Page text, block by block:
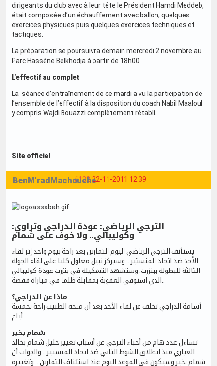
dirigeants du club avec à leur tête le Président Hamdi Meddeb,
était composée d’un échauffement avec ballon, quelques
exercices physiques puis quelques exercices techniques et
tactiques.
La préparation se poursuivra demain mercredi 2 novembre au
Parc Hassène Belkhodja à partir de 18h00.
L’effectif au complet
La séance d’entraînement de ce mardi a vu la participation de
l’ensemble de l’effectif à la disposition du coach Nabil Maaloul
y compris Wajdi Bouazzi complètement rétabli.
Site officiel
#132 22-11-2011 12:39
BenM'radMachouche
:الترجي الرياضي: عودة الدراجي وتراوي
وكوليبالي.. ولا خوف على شمام
يستأنف الترجي الرياضي اليوم التمارين بعد راحة بيوم واحد إثر لقاء
الأحد ضد اتحاد المنستير... وسيركز نبيل معلول كليا على لقاء الجولة
الثالثة للبطولة ببنزرت. وستشهد التشكيلة في بنزرت عودة كوليبالي
ماذا عن الدراجي؟
أسامة الدراجي تخلف عن لقاء الأحد بعد أن منحه الطبيب راحة بخمسة
شمام بخير
تساءل عدد هام من أحباء الترجي عن أسباب تغيير خليل شمام بخالد
العياري منذ انطلاق الشوط الثاني ضد اتحاد المنستير... والجواب أن
شمام بخير وسيكون في الموعد اليوم عند استئناف التمارين... وتغييره